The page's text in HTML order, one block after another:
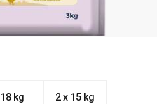
18 kg 2 x 15 kg